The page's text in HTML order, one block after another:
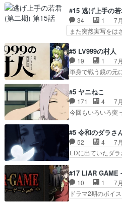
し良い話化け猫
のみで15分。金
で祓えることは何
人物が増えてわ
ティアで２０冊
のママ向けの漫
「想い」をこめ
てコミティアっ
のしおりを徹夜
んな漫画描かれた
#15 逃げ上手の
34 1
7
また突然実写を
歳まで童貞だと
の諏訪の三大将
全にブレーンだ
を我慢して強く
ていただきまし
宣言、合田一人
見るおっさんキャ
#5 LV999の村人
19 1
7
単身で戦う鏡の
なががんばって
界が999である村
ルシーンなのに
より強かったか
組みか‥Lv200帯
者の出現させる
共闘してくれ魔…
#5 ヤニねこ
171 4
7
今回もいろいろ
ちゃんの恋愛話
っすら思ったこ
い、さわやかだ
のクワガタ取り
れww唐突な作画
瞬で終わっちま
に見えた。4話は
#5 令和のダラさ
52 4
7
EDに出ていたダ
惨な過去がきっ
さんと姉弟の母
んの過去話も佳
想：２人の過剰
#17 LIAR GAME
10 1
7
ドラマ2期のボ